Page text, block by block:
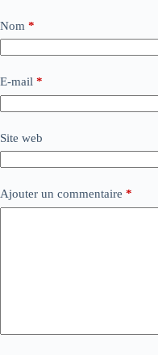
Nom *
E-mail *
Site web
Ajouter un commentaire *